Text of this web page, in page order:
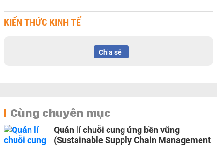
KIẾN THỨC KINH TẾ
Chia sẻ
Cùng chuyên mục
Quản lí chuỗi cung ứng bền vững
(Sustainable Supply Chain Management